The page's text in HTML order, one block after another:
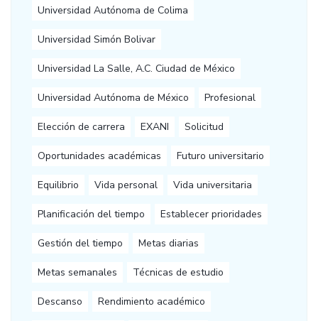
Universidad Autónoma de Colima
Universidad Simón Bolivar
Universidad La Salle, A.C. Ciudad de México
Universidad Autónoma de México Profesional
Elección de carrera EXANI Solicitud
Oportunidades académicas Futuro universitario
Equilibrio Vida personal Vida universitaria
Planificación del tiempo Establecer prioridades
Gestión del tiempo Metas diarias
Metas semanales Técnicas de estudio
Descanso Rendimiento académico